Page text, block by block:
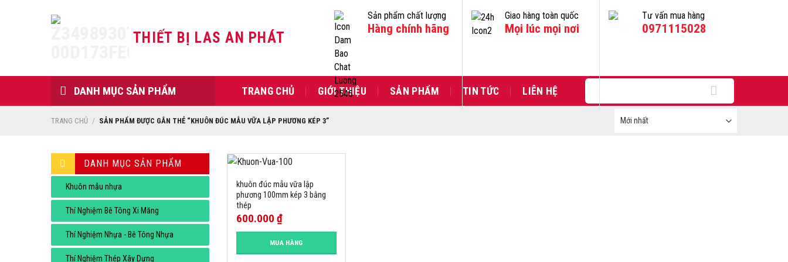
THIẾT BỊ LAS AN PHÁT
Sản phẩm chất lượng
Hàng chính hãng
Giao hàng toàn quốc
Mọi lúc mọi nơi
Tư vấn mua hàng
0971115028
DANH MỤC SẢN PHẨM TRANG CHỦ GIỚI THIỆU SẢN PHẨM TIN TỨC LIÊN HỆ
kiếm:
TRANG CHỦ / SẢN PHẨM ĐƯỢC GẮN THẺ “KHUÔN ĐÚC MẪU VỮA LẬP PHƯƠNG KÉP 3”
DANH MỤC SẢN PHẨM
Khuôn mẫu nhựa
Thí Nghiệm Bê Tông Xi Măng
Thí Nghiệm Nhựa - Bê Tông Nhựa
Thí Nghiệm Thép Xây Dựng
khuôn đúc mẫu vữa lập
phương 100mm kép 3 bằng
thép
600.000 ₫
MUA HÀNG